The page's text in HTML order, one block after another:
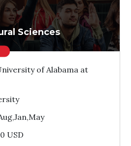
Sciences
of Alabama at
USD